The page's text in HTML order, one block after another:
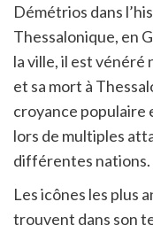
Démétrios dans
Thessalonique, en
la ville, il est vénéré
et sa mort à
croyance populaire
lors de multiples
différentes nations.
Les icônes les plus
trouvent dans son